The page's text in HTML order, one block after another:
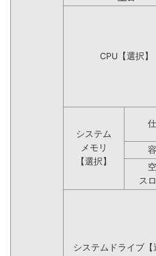
CPU【選択】
システム
メモリ
【選択】
ス
システムドライブ【